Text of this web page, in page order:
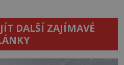
DALŠÍ ZAJÍMAVÉ